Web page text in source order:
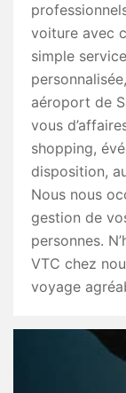
voiture avec
simple
aéroport de
vous
shopping,
disposition,
Nous nous
gestion de
personnes.
VTC chez
voyage